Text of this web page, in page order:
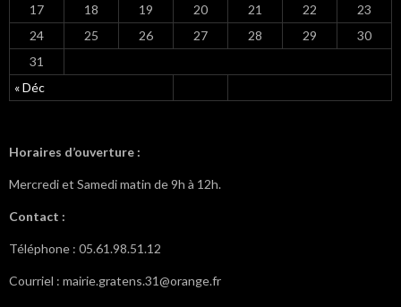
« Déc
17
18 19 20 21 22
23
24
25 26 27 28 29
30
31
Horaires d’ouverture :
Mercredi et Samedi matin de 9h à 12h.
Contact :
Téléphone : 05.61.98.51.12
Courriel : mairie.gratens.31@orange.fr